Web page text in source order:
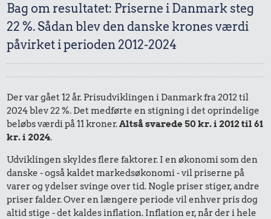
Bag om resultatet: Priserne i Danmark steg
22 %. Sådan blev den danske krones værdi
påvirket i perioden 2012-2024
Der var gået 12 år. Prisudviklingen i Danmark fra 2012 til
2024 blev 22 %. Det medførte en stigning i det oprindelige
beløbs værdi på 11 kroner.Altså svarede 50 kr. i 2012 til 61
kr. i 2024.
Udviklingen skyldes flere faktorer. I en økonomi som den
danske - også kaldet markedsøkonomi - vil priserne på
varer og ydelser svinge over tid. Nogle priser stiger, andre
priser falder. Over en længere periode vil enhver pris dog
altid stige - det kaldes inflation. Inflation er, når der i hele